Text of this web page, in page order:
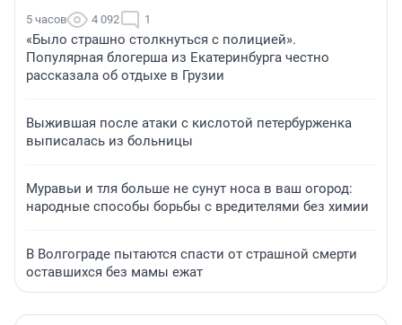
5 часов 4 092 1
«Было страшно столкнуться с полицией».
Популярная блогерша из Екатеринбурга честно
рассказала об отдыхе в Грузии
Выжившая после атаки с кислотой петербурженка
выписалась из больницы
Муравьи и тля больше не сунут носа в ваш огород:
народные способы борьбы с вредителями без химии
В Волгограде пытаются спасти от страшной смерти
оставшихся без мамы ежат